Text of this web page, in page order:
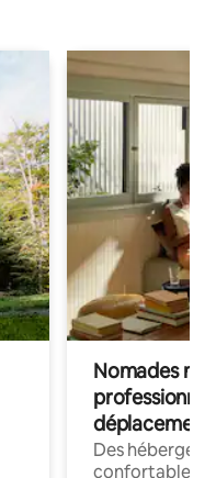
Nomades
déplacement
Des
confortables